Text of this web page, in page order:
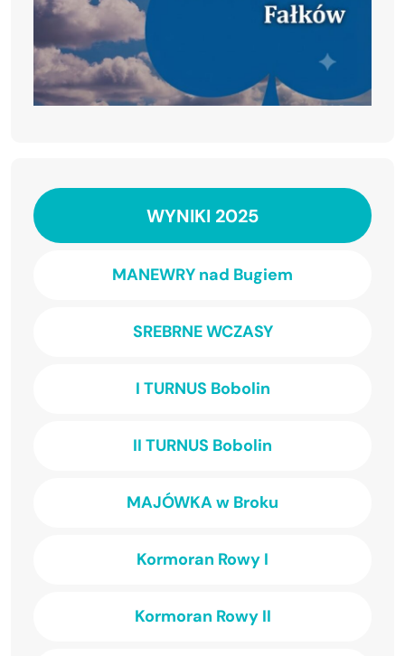
WYNIKI 2025
MANEWRY nad Bugiem
SREBRNE WCZASY
I TURNUS Bobolin
II TURNUS Bobolin
MAJÓWKA w Broku
Kormoran Rowy I
Kormoran Rowy II